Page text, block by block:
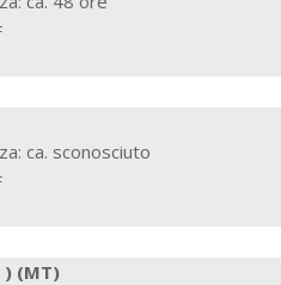
ca. sconosciuto
(MT)